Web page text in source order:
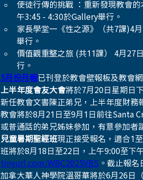
使徒行傳的挑戰 ：重新發現教會
午3:45 - 4:30於Gallery舉行。
家長學堂一《性之源》（共7課)4
舉行。
價值觀重整之旅 (共11課） 4月27
行。
5月份月報已刊登於教會壁報板及教會
上半年度會友大會將於7月20日星期日
新任教會文書陳正弟兄，上半年度財務
教會將於8月21日至9月1日前往Santa
或普通話的弟兄姊妹參加，有意參加者
兒童暑期聖經班現正接受報名，適合1
班將於8月18日至22日，上午9:00至下
tinyurl.com/WBC2025VBS 。截止報
加拿大華人神學院溫哥華將於6月26日